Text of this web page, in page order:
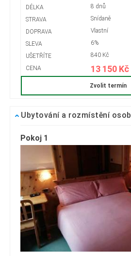
8 dnů
Snídaně
Vlastní
6%
840 Kč
13 150 Kč
Zvolit termín
Ubytování a rozmístění osob
Pokoj 1